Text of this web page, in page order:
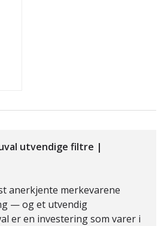
utvendige filtre |
anerkjente merkevarene
— og et utvendig
er en investering som varer i